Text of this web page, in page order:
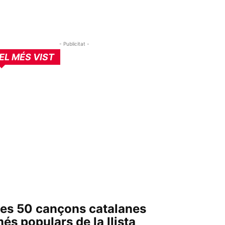
- Publicitat -
MÉS VIST
50 cançons catalanes
populars de la llista